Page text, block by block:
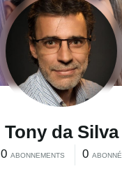
Tony da Silva
0 ABONNEMENTS 0 ABONNÉ